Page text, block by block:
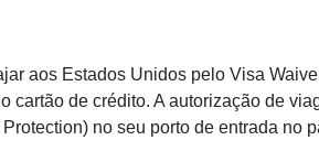
aos Estados Unidos pelo Visa
de crédito. A autorização de
no seu porto de entrada no